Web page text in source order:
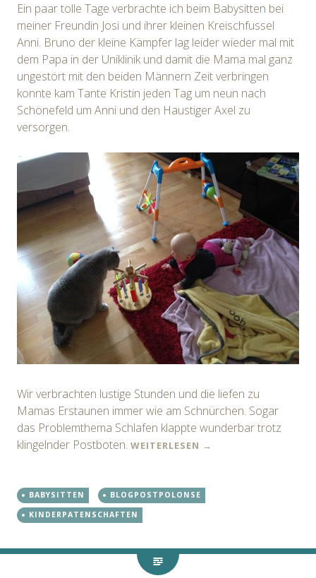
Ein paar tolle Tage verbrachte ich beim Babysitten bei
meiner Freundin Josi und ihrer kleinen Kreischfussel
Anni. Bruno der kleine Kämpfer lag leider wieder mal mit
dem Papa in der Uniklinik und damit die Mama mal ganz
ungestört mit den beiden Männern Zeit verbringen
konnte kam Tante Kristin jeden Tag um neun nach
Schönefeld um Anni und den Haustiger Axel zu
versorgen.
Wir verbrachten lustige Stunden und die liefen zu
Mamas Erstaunen immer wie am Schnürchen. Sogar
das Problemthema Schlafen klappte wunderbar trotz
klingelnder Postboten. WEITERLESEN →
BABYSITTEN
BLOGPOSTPOLONSE
KINDERPATENSCHAFTEN